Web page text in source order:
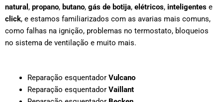
natural , propano, butano, gás de botija, elétricos, inteligentes e
click, e estamos familiarizados com as avarias mais comuns,
como falhas na ignição, problemas no termostato, bloqueios
no sistema de ventilação e muito mais.
Reparação esquentador Vulcano
Reparação esquentador Vaillant